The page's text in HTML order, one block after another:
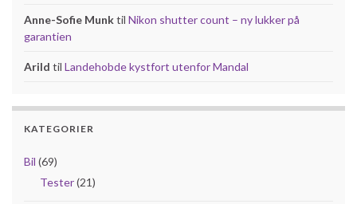
Anne-Sofie Munktil Nikon shutter count – ny lukker på
garantien
Arild til Landehobde kystfort utenfor Mandal
KATEGORIER
Bil (69)
Tester(21)